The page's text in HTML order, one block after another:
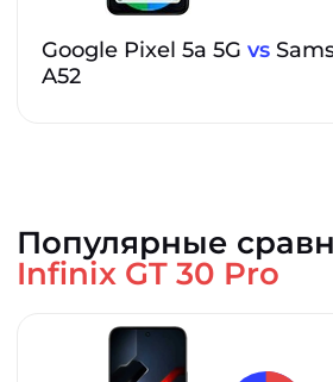
Google Pixel 5a 5G vs
A52
Популярные
Infinix GT 30 Pro